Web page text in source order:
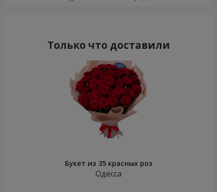
Только что доставили
Букет из 35 красных роз
Одесса